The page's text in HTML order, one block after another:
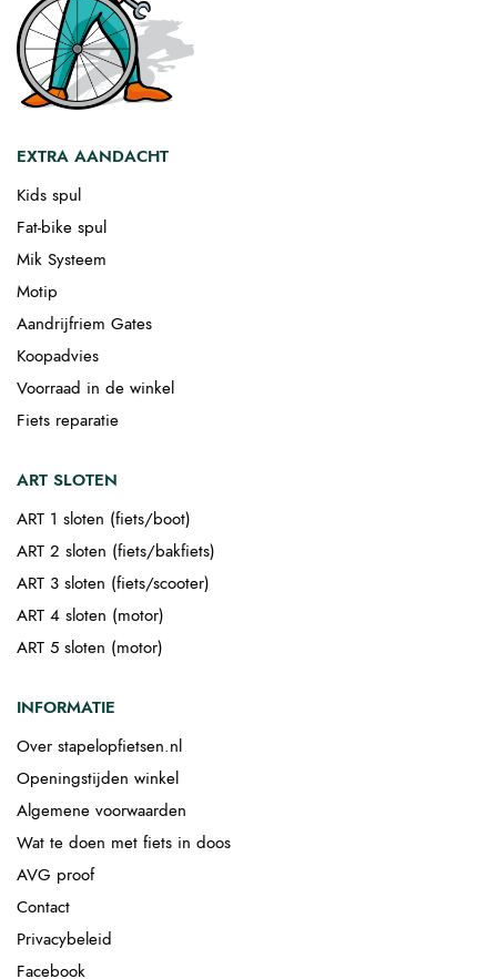
EXTRA AANDACHT
Kids spul
Fat-bike spul
Mik Systeem
Motip
Aandrijfriem Gates
Koopadvies
Voorraad in de winkel
Fiets reparatie
ART SLOTEN
ART 1 sloten (fiets/boot)
ART 2 sloten (fiets/bakfiets)
ART 3 sloten (fiets/scooter)
ART 4 sloten (motor)
ART 5 sloten (motor)
INFORMATIE
Over stapelopfietsen.nl
Openingstijden winkel
Algemene voorwaarden
Wat te doen met fiets in doos
AVG proof
Contact
Privacybeleid
Facebook